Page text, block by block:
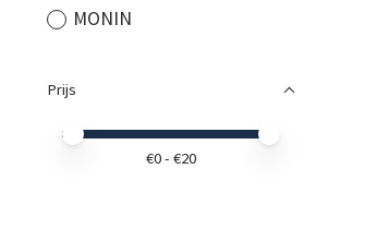
MONIN
Prijs
Minimale prijswaarde
Price maximum value
€0- €20